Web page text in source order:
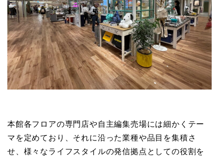
本館各フロアの専門店や自主編集売場には細かくテー
マを定めており、それに沿った業種や品目を集積さ
せ、様々なライフスタイルの発信拠点としての役割を